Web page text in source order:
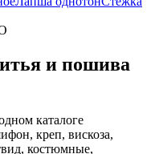
и пошива
каталоге
креп, вискоза,
костюмные,